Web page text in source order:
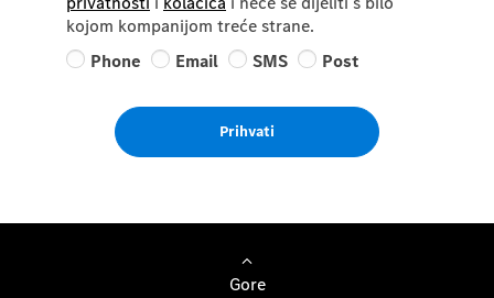
kojom kompanijom treće strane.
Phone
Email SMS Post
Prihvati
Gore